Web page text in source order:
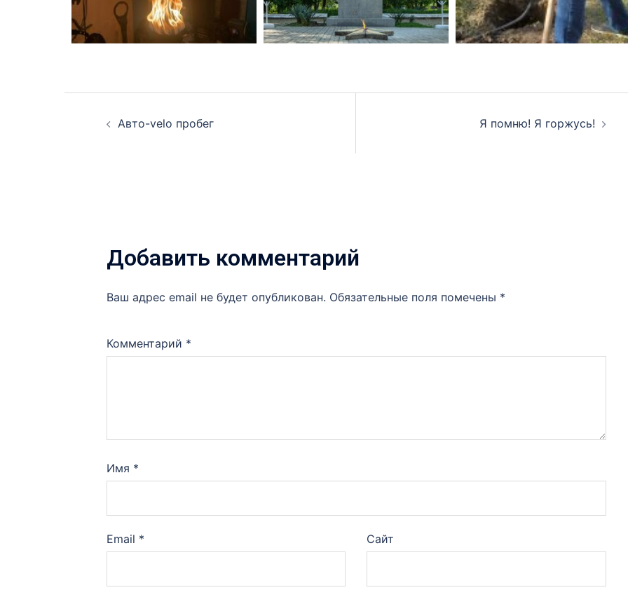
Авто-velo пробег Я помню! Я горжусь!
Добавить комментарий
Ваш адрес email не будет опубликован. Обязательные поля помечены *
Комментарий *
Имя *
Email * Сайт